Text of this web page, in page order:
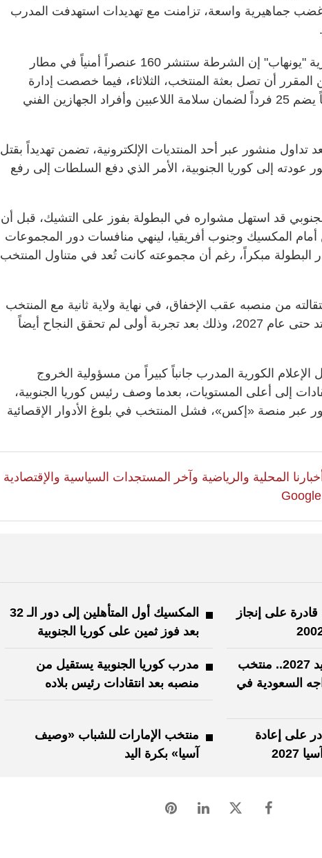
جماهيرية واسعة، تزامنت مع تهديدات استهدفت المدرب
وقالت وكالة الأنباء الكورية "يونهاب" إن الشرطة ستنشر 160 عنصراً أمنياً في مطار
أن تصل بعثة المنتخب، الثلاثاء، فيما خصصت إدارة
المطار فريقاً أمنياً إضافياً يضم 25 فرداً لضمان سلامة اللاعبين وأفراد الجهازين الفني
تداول منشور عبر أحد المنتديات الإلكترونية، تضمن تهديداً بقتل
عودته إلى كوريا الجنوبية، الأمر الذي دفع السلطات إلى رفع
قد استهل مشواره في البطولة بفوز على التشيك، قبل أن
أمام المكسيك وجنوب أفريقيا، لينهي منافسات دور المجموعات
البطولة مبكراً، رغم أن مجموعته كانت تُعد في متناول المنتخب
من منصبه عقب الإخفاق، في نهاية ولاية ثانية مع المنتخب
بدأت عام 2024 بعقد يمتد حتى عام 2027، وذلك بعد تجربة أولى لم تحقق النجاح أيضاً
الكورية المدرب جانباً كبيراً من مسؤولية الخروج
إلى أعلى المستويات، بعدما وصف رئيس كوريا الجنوبية،
عبر منصة «إكس»، فشل المنتخب في بلوغ الأدوار الإقصائية
المحلية والرياضية وآخر المستجدات السياسية والإقتصادية
قادرة على إنجاز
المكسيك أول المتأهلين إلى دور الـ 32
بعد فوز ثمين على كوريا الجنوبية
تأهل إلى مونديال اليد 2027.. منتخب
السعودية في
مدرب كوريا الجنوبية يستقيل من
منصبه بعد انتقادات رئيس بلاده
على إعادة
منتخب الإمارات للشباب «وصيف
آسيا» بكرة اليد